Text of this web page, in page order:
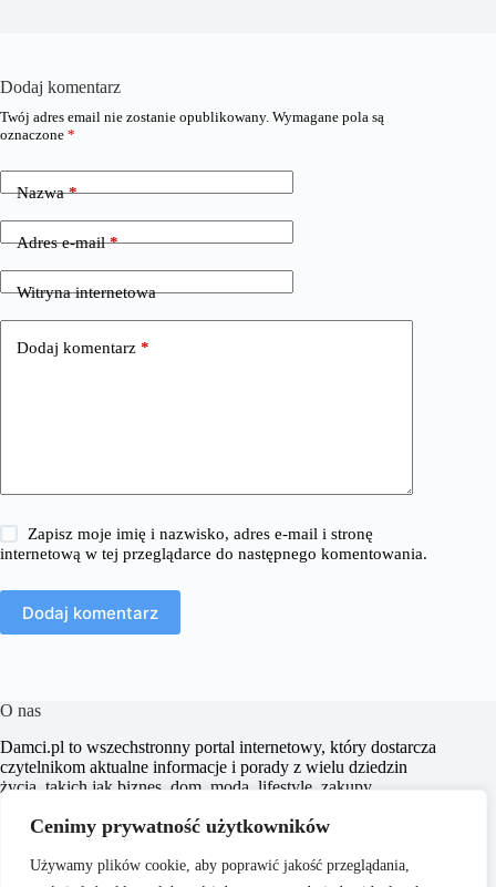
Cenimy prywatność użytkowników
Używamy plików cookie, aby poprawić jakość przeglądania,
Dodaj komentarz
Twój adres email nie zostanie opublikowany. Wymagane pola są
oznaczone *
Nazwa*
Adres e-mail*
Witryna internetowa
Dodaj komentarz *
Zapisz moje imię i nazwisko, adres e-mail i stronę
internetową w tej przeglądarce do następnego komentowania.
Dodaj komentarz
O nas
​Damci.pl to wszechstronny portal internetowy, który dostarcza
czytelnikom aktualne informacje i porady z wielu dziedzin
życia, takich jak biznes, dom, moda, lifestyle, zakupy,
wspieranie użytkowników w podejmowaniu świadomych